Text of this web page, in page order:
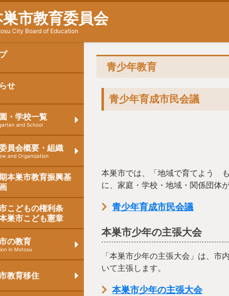
市教育委員会
City Board of Education
せ
・学校一覧
and School
員会概要・組織
and Organization
本巣市教育振興基
こどもの権利条
巣市こども憲章
の教育
in Motosu
教育移住
青少年教育
青少年育成市民会議
本巣市では、「地域で育てよう
に、家庭・学校・地域・関係団体
青少年育成市民会議
本巣市少年の主張大会
「本巣市少年の主張大会」は、
いて主張します。
本巣市少年の主張大会